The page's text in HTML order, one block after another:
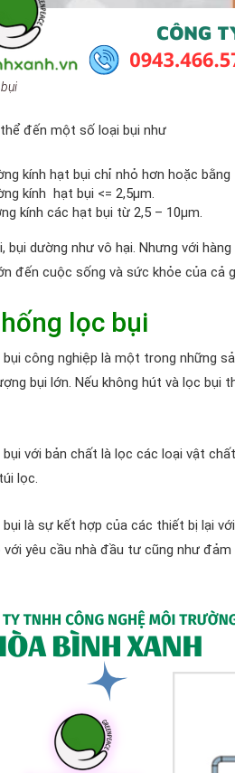
đến một số loại bụi như
kính hạt bụi chỉ nhỏ hơn hoặc bằng
kính hạt bụi <= 2,5µm.
kính các hạt bụi từ 2,5 – 10µm.
bụi dường như vô hại. Nhưng với
đến cuộc sống và sức khỏe của cả
lọc bụi
công nghiệp là một trong những
bụi lớn. Nếu không hút và lọc bụi
với bản chất là lọc các loại vật
lọc.
là sự kết hợp của các thiết bị lại
với yêu cầu nhà đầu tư cũng như